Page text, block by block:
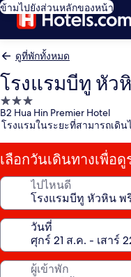
ข้ามไปยังส่วนหลักของหน้า
ดูที่พักทั้งหมด
โรงแรมบีทู หัว
ที่พัก
3.0
B2 Hua Hin Premier Hotel
โรงแรมในระยะที่สามารถเดิน
เลือกวันเดินทางเพื่อดู
ไปไหนดี
วันที่
ผู้เข้าพัก